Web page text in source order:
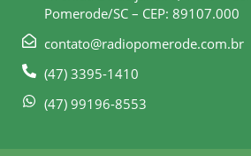
k
s
q
a
r
a
m
Pomerode/SC – CEP: 89107.000
contato@radiopomerode.com.br
(47) 3395-1410
(47) 99196-8553